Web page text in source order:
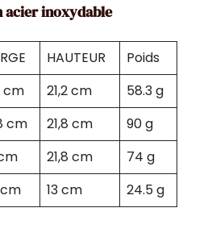
acier inoxydable
HAUTEUR
Poids
cm 21,2 cm
58.3 g
cm 21,8 cm
90 g
21,8 cm
74 g
cm 13 cm 24.5 g